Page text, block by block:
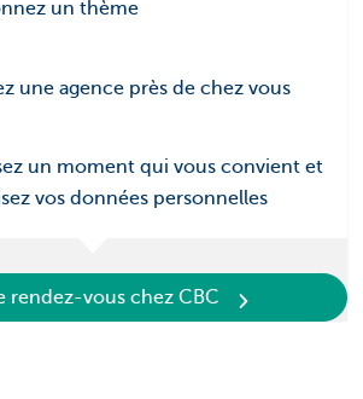
un thème
une agence près de chez vous
un moment qui vous convient et
vos données personnelles
rendez-vous chez CBC